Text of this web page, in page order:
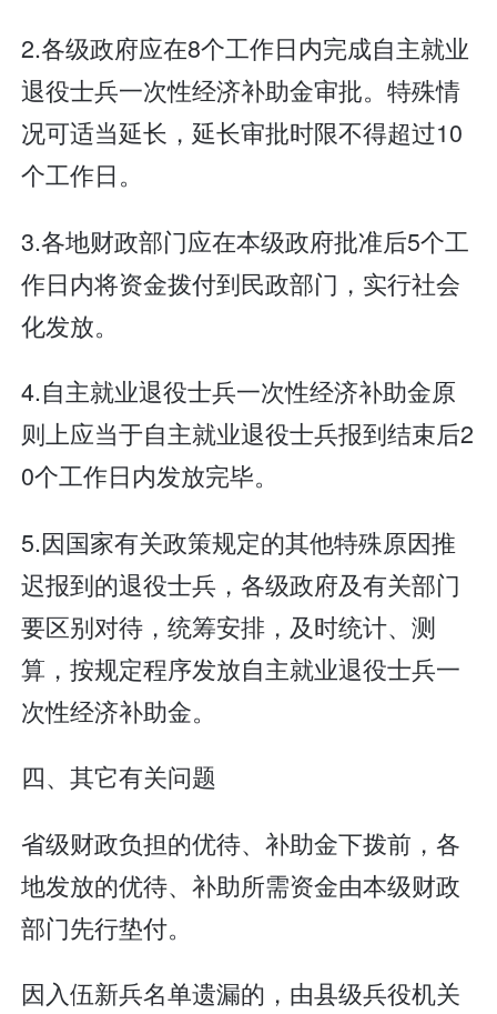
2.各级政府应在8个工作日内完成自主就业
退役士兵一次性经济补助金审批。特殊情
况可适当延长，延长审批时限不得超过10
个工作日。
3.各地财政部门应在本级政府批准后5个工
作日内将资金拨付到民政部门，实行社会
化发放。
4.自主就业退役士兵一次性经济补助金原
则上应当于自主就业退役士兵报到结束后2
0个工作日内发放完毕。
5.因国家有关政策规定的其他特殊原因推
迟报到的退役士兵，各级政府及有关部门
要区别对待，统筹安排，及时统计、测
算，按规定程序发放自主就业退役士兵一
次性经济补助金。
四、其它有关问题
省级财政负担的优待、补助金下拨前，各
地发放的优待、补助所需资金由本级财政
部门先行垫付。
因入伍新兵名单遗漏的，由县级兵役机关